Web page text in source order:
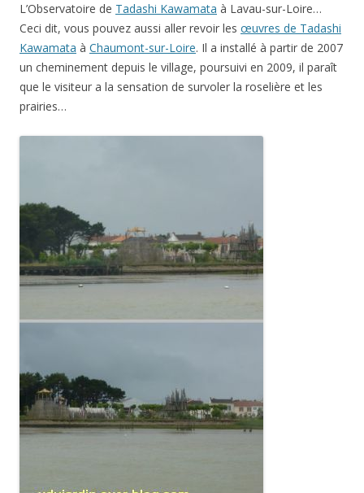
L’Observatoire de Tadashi Kawamata à Lavau-sur-Loire…
Ceci dit, vous pouvez aussi aller revoir les œuvres de Tadashi
Kawamata à Chaumont-sur-Loire. Il a installé à partir de 2007
un cheminement depuis le village, poursuivi en 2009, il paraît
que le visiteur a la sensation de survoler la roselière et les
prairies…